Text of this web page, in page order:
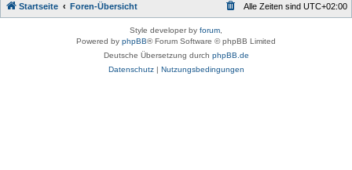
Startseite Foren-Übersicht Alle Zeiten sind UTC+02:00
Style developer by forum
Powered by phpBB® Forum Software © phpBB Limited
Deutsche Übersetzung durch phpBB.de
Datenschutz| Nutzungsbedingungen